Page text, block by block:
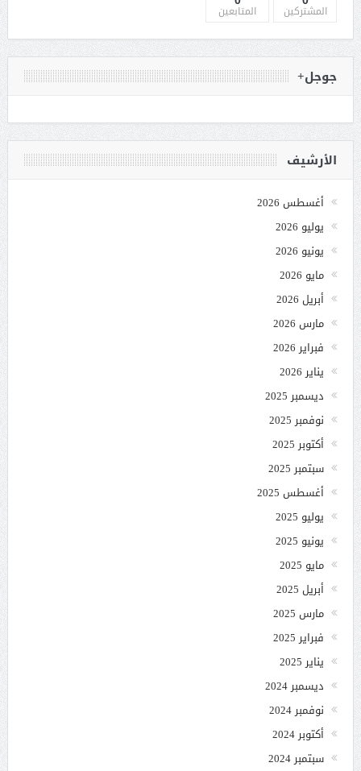
المشتركين المتابعين
جوجل+
الأرشيف
أغسطس 2026
يوليو 2026
يونيو 2026
مايو 2026
أبريل 2026
مارس 2026
فبراير 2026
يناير 2026
ديسمبر 2025
نوفمبر 2025
أكتوبر 2025
سبتمبر 2025
أغسطس 2025
يوليو 2025
يونيو 2025
مايو 2025
أبريل 2025
مارس 2025
فبراير 2025
يناير 2025
ديسمبر 2024
نوفمبر 2024
أكتوبر 2024
سبتمبر 2024